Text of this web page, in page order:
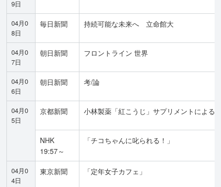
9日
04月0
8日
毎日新聞 持続可能な未来へ 立命館大
04月0
7日
朝日新聞 フロントライン 世界
04月0
6日
朝日新聞 考/論
04月0
5日
京都新聞 小林製薬「紅こうじ」サプリメントによる
NHK
19:57～
「チコちゃんに叱られる！」
04月0
4日
東京新聞 「定年女子カフェ」